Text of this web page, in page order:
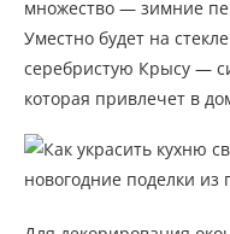
множество — зимние
Уместно будет на
серебристую Крысу —
которая привлечет в